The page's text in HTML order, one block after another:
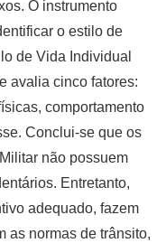
O instrumento
o estilo de
de Vida Individual
avalia cinco fatores:
comportamento
Conclui-se que os
não possuem
Entretanto,
adequado, fazem
as normas de trânsito,